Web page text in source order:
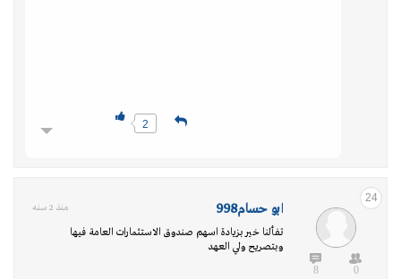
2
24
0
8
ابو حسام998 منذ 2 سنه
تفألنا خير بزيادة اسهم صندوق الاستثمارات العامة فيها
وبتصريح ولي العهد